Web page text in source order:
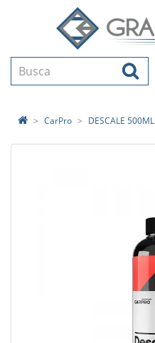
CarPro DESCALE 500ML